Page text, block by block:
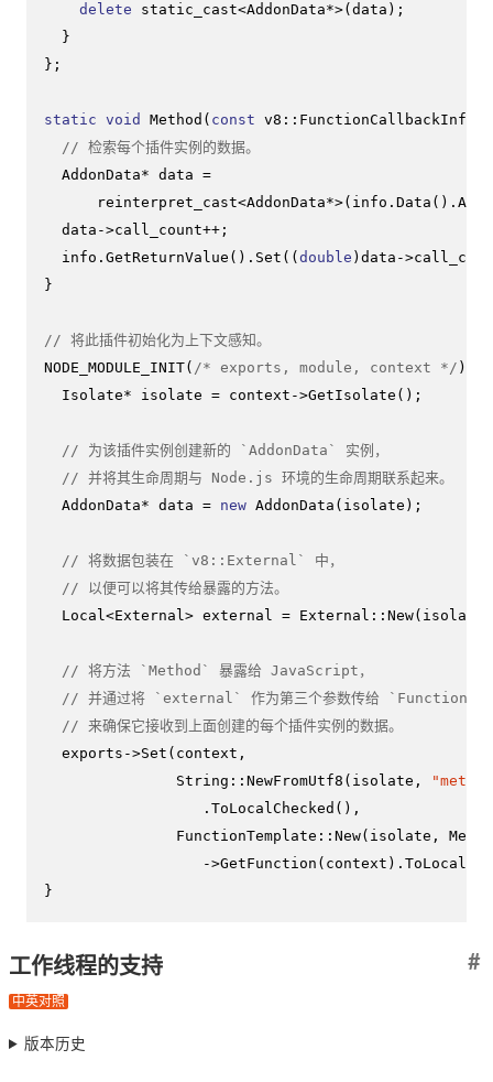
delete
static_cast<AddonData*>(data);
  }
};
static void Method ( const
// 检索每个插件实例的数据。
  AddonData* data =
reinterpret_cast<AddonData*>(info. Data (). As
  data->call_count++;
  info.
GetReturnValue (). Set (( double )data-
}
// 将此插件初始化为上下文感知。
NODE_MODULE_INIT( /* exports, module, context */ ) {
  Isolate* isolate = context->
GetIsolate ();
// 为该插件实例创建新的 `AddonData` 实例，
// 并将其生命周期与 Node.js 环境的生命周期联系起来。
  AddonData* data =
new AddonData (isolate);
// 将数据包装在 `v8::External` 中，
// 以便可以将其传给暴露的方法。
  Local<External> external = External::
New
// 将方法 `Method` 暴露给 JavaScript，
// 并通过将 `external` 作为第三个参数传给
// 来确保它接收到上面创建的每个插件实例的数据。
  exports->
Set (context,
               String::
NewFromUtf8 (isolate,
                  .
ToLocalChecked (),
               FunctionTemplate::
New(isolate,
                  ->
GetFunction (context).
}
工作线程的支持 #
中英对照
版本历史